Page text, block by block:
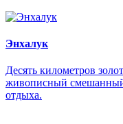
Энхалук
Десять километров
живописный смешанный
отдыха.